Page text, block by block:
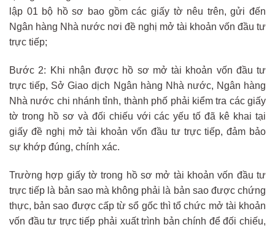
lập 01 bộ hồ sơ bao gồm các giấy tờ nêu trên, gửi đến
Ngân hàng Nhà nước nơi đề nghị mở tài khoản vốn đầu tư
trực tiếp;
Bước 2: Khi nhận được hồ sơ mở tài khoản vốn đầu tư
trực tiếp, Sở Giao dịch Ngân hàng Nhà nước, Ngân hàng
Nhà nước chi nhánh tỉnh, thành phố phải kiểm tra các giấy
tờ trong hồ sơ và đối chiếu với các yếu tố đã kê khai tại
giấy đề nghị mở tài khoản vốn đầu tư trực tiếp, đảm bảo
sự khớp đúng, chính xác.
Trường hợp giấy tờ trong hồ sơ mở tài khoản vốn đầu tư
trực tiếp là bản sao mà không phải là bản sao được chứng
thực, bản sao được cấp từ sổ gốc thì tổ chức mở tài khoản
vốn đầu tư trực tiếp phải xuất trình bản chính để đối chiếu,